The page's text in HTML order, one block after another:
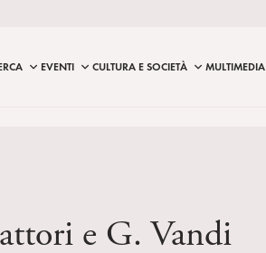
EVENTI CULTURA E SOCIETÀ MULTIMEDIA
e G. Vandi